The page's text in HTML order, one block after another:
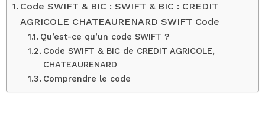
Code SWIFT & BIC : SWIFT & BIC : CREDIT
AGRICOLE CHATEAURENARD SWIFT Code
Qu’est-ce qu’un code SWIFT ?
Code SWIFT & BIC de CREDIT AGRICOLE,
CHATEAURENARD
Comprendre le code